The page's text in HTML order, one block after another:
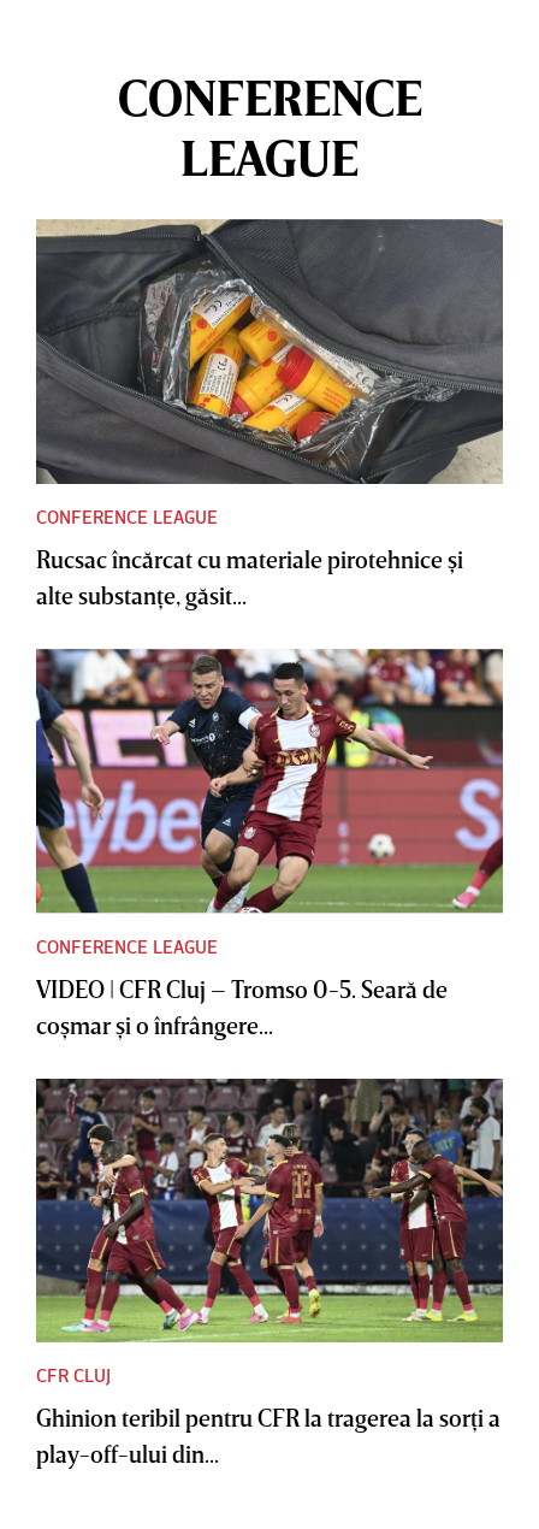
CONFERENCE
LEAGUE
CONFERENCE LEAGUE
Rucsac încărcat cu materiale pirotehnice şi
alte substanţe, găsit...
CONFERENCE LEAGUE
VIDEO | CFR Cluj – Tromso 0-5. Seară de
coşmar şi o înfrângere...
CFR CLUJ
Ghinion teribil pentru CFR la tragerea la sorţi a
play-off-ului din...